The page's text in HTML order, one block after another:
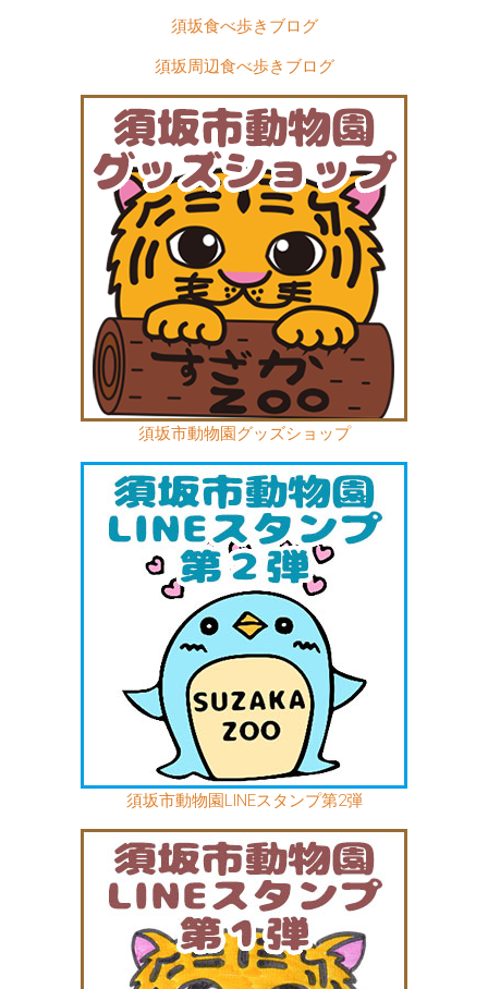
須坂食べ歩きブログ
須坂周辺食べ歩きブログ
須坂市動物園グッズショップ
須坂市動物園LINEスタンプ第2弾